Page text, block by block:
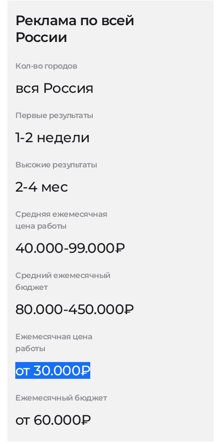
Реклама по всей
России
Кол-во городов
вся Россия
Первые результаты
1-2 недели
Высокие результаты
2-4 мес
Средняя ежемесячная
цена работы
40.000-99.000₽
Средний ежемесячный
бюджет
80.000-450.000₽
Ежемесячная цена
работы
от 30.000₽
Ежемесячный бюджет
от 60.000₽